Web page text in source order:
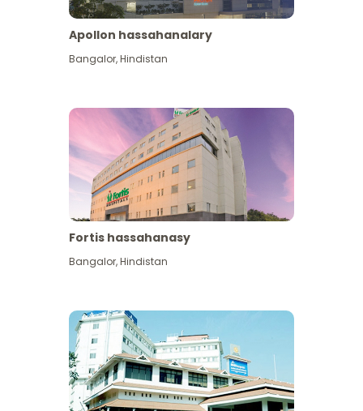
Has giňişleýin gör
Apollon hassahanalary
Bangalor,Hindistan
Fortis hassahanasy
Bangalor,Hindistan